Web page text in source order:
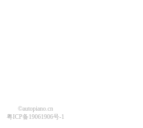
©autopiano.cn
粤ICP备19061906号-1